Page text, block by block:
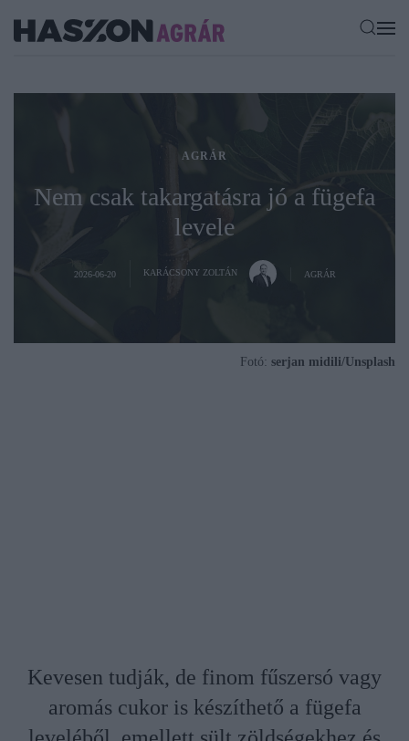
AGRÁR
Nem csak takargatásra jó a fügefa
levele
2026-06-20 KARÁCSONY ZOLTÁN AGRÁR
Fotó: serjan midili/Unsplash
Kevesen tudják, de finom fűszersó vagy
aromás cukor is készíthető a fügefa